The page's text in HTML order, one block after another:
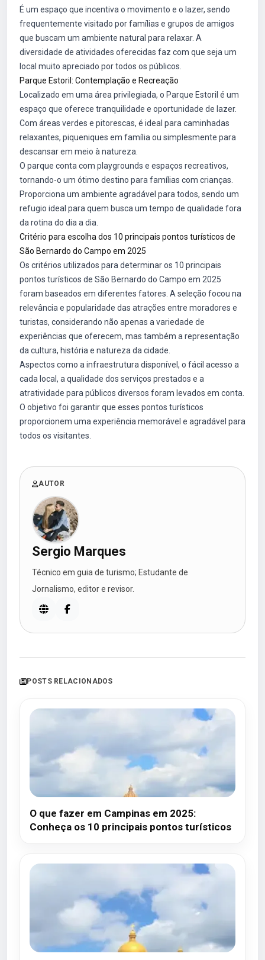
É um espaço que incentiva o movimento e o lazer, sendo
frequentemente visitado por famílias e grupos de amigos
que buscam um ambiente natural para relaxar. A
diversidade de atividades oferecidas faz com que seja um
local muito apreciado por todos os públicos.
Parque Estoril: Contemplação e Recreação
Localizado em uma área privilegiada, o Parque Estoril é um
espaço que oferece tranquilidade e oportunidade de lazer.
Com áreas verdes e pitorescas, é ideal para caminhadas
relaxantes, piqueniques em família ou simplesmente para
descansar em meio à natureza.
O parque conta com playgrounds e espaços recreativos,
tornando-o um ótimo destino para famílias com crianças.
Proporciona um ambiente agradável para todos, sendo um
refugio ideal para quem busca um tempo de qualidade fora
da rotina do dia a dia.
Critério para escolha dos 10 principais pontos turísticos de
São Bernardo do Campo em 2025
Os critérios utilizados para determinar os 10 principais
pontos turísticos de São Bernardo do Campo em 2025
foram baseados em diferentes fatores. A seleção focou na
relevância e popularidade das atrações entre moradores e
turistas, considerando não apenas a variedade de
experiências que oferecem, mas também a representação
da cultura, história e natureza da cidade.
Aspectos como a infraestrutura disponível, o fácil acesso a
cada local, a qualidade dos serviços prestados e a
atratividade para públicos diversos foram levados em conta.
O objetivo foi garantir que esses pontos turísticos
proporcionem uma experiência memorável e agradável para
todos os visitantes.
AUTOR
Sergio Marques
Técnico em guia de turismo; Estudante de
Jornalismo, editor e revisor.
POSTS RELACIONADOS
O que fazer em Campinas em 2025:
Conheça os 10 principais pontos turísticos